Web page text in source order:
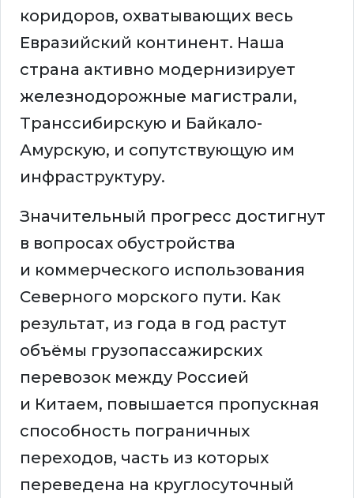
коридоров, охватывающих весь
Евразийский континент. Наша
страна активно модернизирует
железнодорожные магистрали,
Транссибирскую и Байкало-
Амурскую, и сопутствующую им
инфраструктуру.
Значительный прогресс достигнут
в вопросах обустройства
и коммерческого использования
Северного морского пути. Как
результат, из года в год растут
объёмы грузопассажирских
перевозок между Россией
и Китаем, повышается пропускная
способность пограничных
переходов, часть из которых
переведена на круглосуточный